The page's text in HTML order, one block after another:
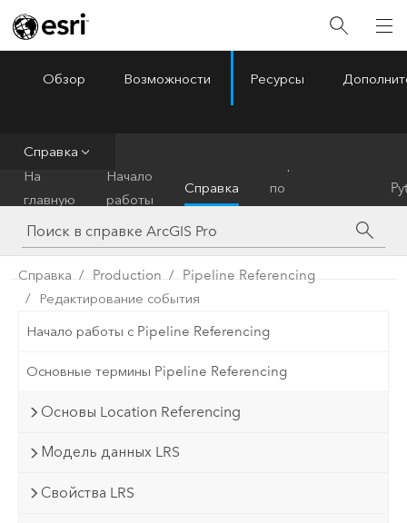
ArcGIS Pro
Обзор Возможности Ресурсы
Справка
На
главную
Начало
работы
Справка
по
инструментам
Справка Production
Pipeline Referencing
Редактирование события
Начало работы с Pipeline Referencing
Основные термины Pipeline Referencing
Основы Location Referencing
Модель данных LRS
Свойства LRS